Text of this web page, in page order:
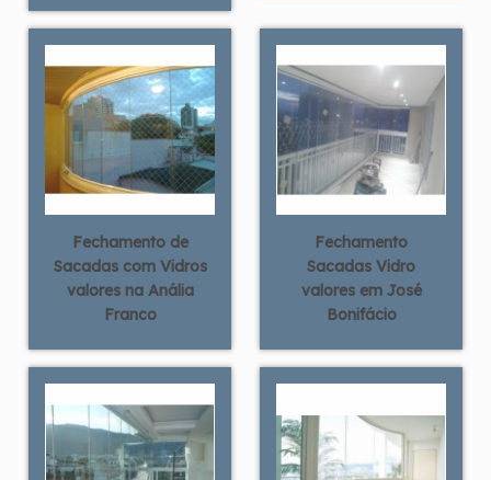
Fechamento de
Sacadas com Vidros
valores na Anália
Franco
Fechamento
Sacadas Vidro
valores em José
Bonifácio